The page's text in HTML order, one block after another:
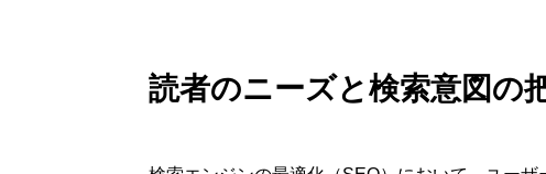
読者のニーズと検索意図の